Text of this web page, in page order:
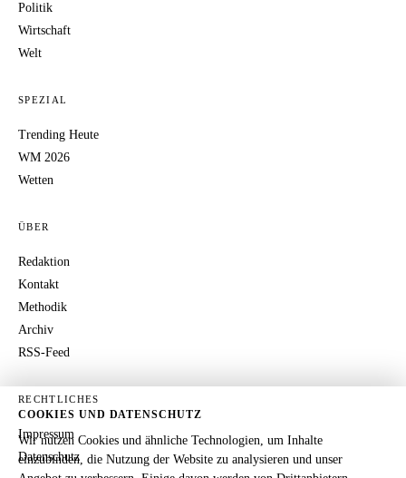
Politik
Wirtschaft
Welt
SPEZIAL
Trending Heute
WM 2026
Wetten
ÜBER
Redaktion
Kontakt
Methodik
Archiv
RSS-Feed
RECHTLICHES
Impressum
Datenschutz
COOKIES UND DATENSCHUTZ
Wir nutzen Cookies und ähnliche Technologien, um Inhalte
einzubinden, die Nutzung der Website zu analysieren und unser